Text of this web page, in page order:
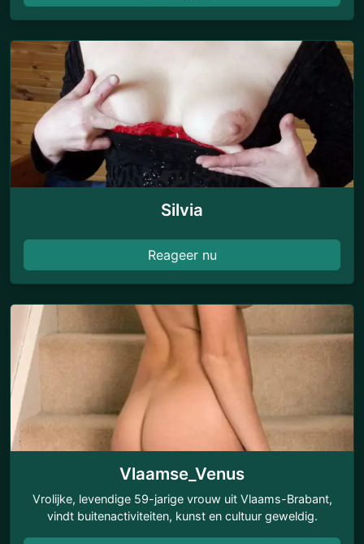
Silvia
Reageer nu
Vlaamse_Venus
Vrolijke, levendige 59-jarige vrouw uit Vlaams-Brabant,
vindt buitenactiviteiten, kunst en cultuur geweldig.